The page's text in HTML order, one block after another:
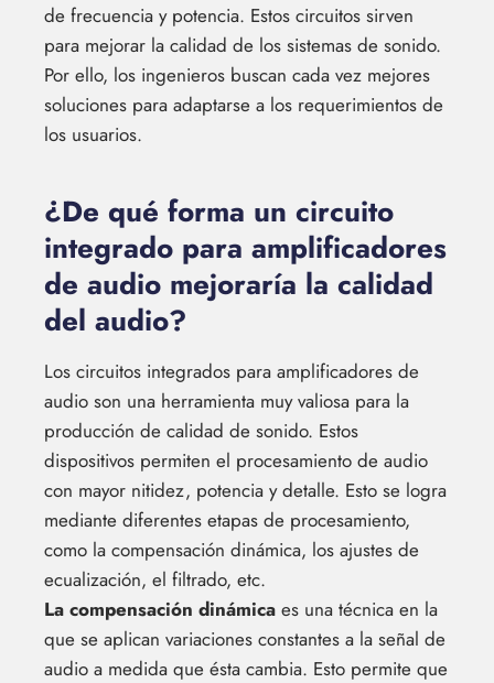
de frecuencia y potencia. Estos circuitos sirven
para mejorar la calidad de los sistemas de sonido.
Por ello, los ingenieros buscan cada vez mejores
soluciones para adaptarse a los requerimientos de
los usuarios.
¿De qué forma un circuito
integrado para amplificadores
de audio mejoraría la calidad
del audio?
Los circuitos integrados para amplificadores de
audio son una herramienta muy valiosa para la
producción de calidad de sonido. Estos
dispositivos permiten el procesamiento de audio
con mayor nitidez, potencia y detalle. Esto se logra
mediante diferentes etapas de procesamiento,
como la compensación dinámica, los ajustes de
ecualización, el filtrado, etc.
La compensación dinámica es una técnica en la
que se aplican variaciones constantes a la señal de
audio a medida que ésta cambia. Esto permite que